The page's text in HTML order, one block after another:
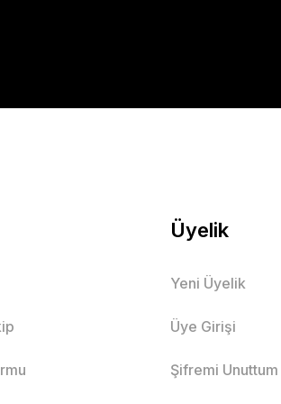
Üyelik
Yeni Üyelik
Üye Girişi
Şifremi Unuttum